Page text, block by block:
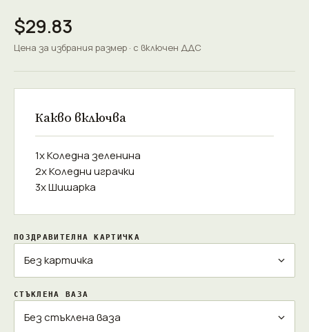
$29.83
Цена за избрания размер · с включен ДДС
Какво включва
1x Коледна зеленина
2x Коледни играчки
3x Шишарка
ПОЗДРАВИТЕЛНА КАРТИЧКА
СТЪКЛЕНА ВАЗА